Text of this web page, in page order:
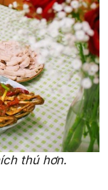
thú hơn.